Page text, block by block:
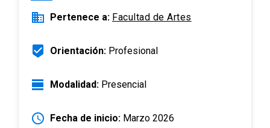
business Pertenece a: Facultad de Artes
beenhere Orientación: Profesional
view_day Modalidad: Presencial
schedule Fecha de inicio: Marzo 2026